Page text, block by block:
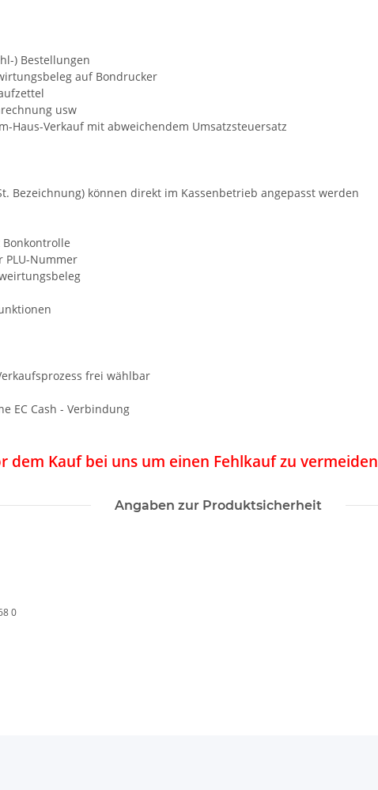
) Bestellungen
auf Bondrucker
usw
Haus-Verkauf mit abweichendem Umsatzsteuersatz
Bezeichnung) können direkt im Kassenbetrieb angepasst werden
PLU-Nummer
frei wählbar
EC Cash - Verbindung
dem Kauf bei uns um einen Fehlkauf zu vermeiden
Angaben zur Produktsicherheit
0